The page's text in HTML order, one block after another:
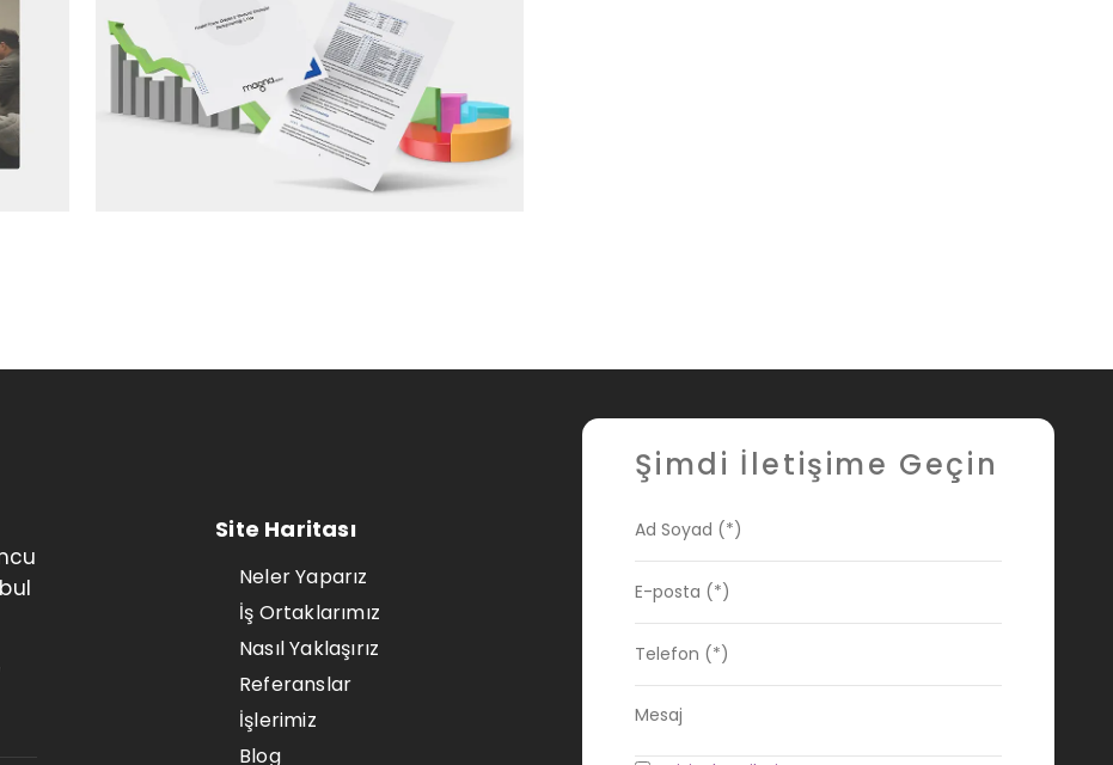
Site Haritası
Neler Yaparız
İş Ortaklarımız
Nasıl Yaklaşırız
Referanslar
İşlerimiz
Blog
Şimdi İletişime Geçin